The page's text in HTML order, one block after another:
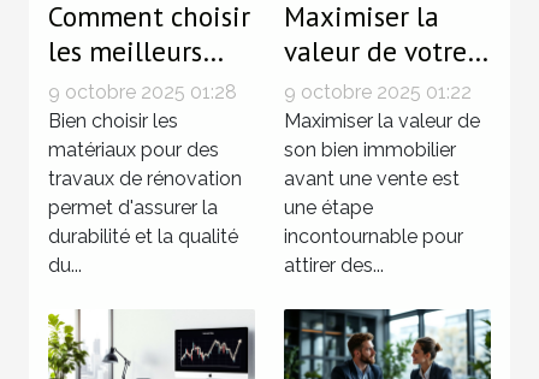
Comment choisir
les meilleurs
matériaux pour
vos travaux de
rénovation
9 octobre 2025 01:28
Bien choisir les
matériaux pour des
travaux de rénovation
permet d'assurer la
durabilité et la qualité
du...
Maximiser la
valeur de votre
bien avant la
vente :
techniques
éprouvées
9 octobre 2025 01:22
Maximiser la valeur de
son bien immobilier
avant une vente est
une étape
incontournable pour
attirer des...